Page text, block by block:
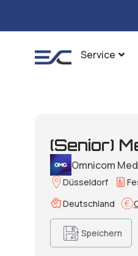
Service
(Senior)
Omnicom
Düsseldorf
Deutschland
Speichern